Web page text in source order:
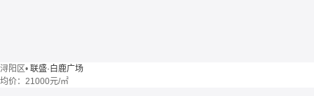
浔阳区• 联盛·白鹿广场
均价： 21000元/㎡